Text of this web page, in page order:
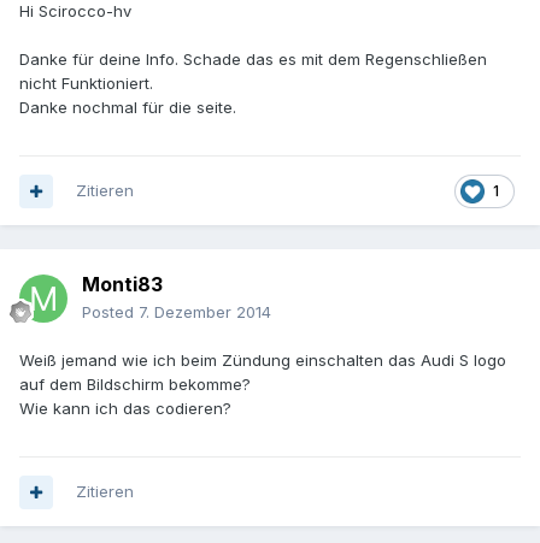
Hi Scirocco-hv
Danke für deine Info. Schade das es mit dem Regenschließen
nicht Funktioniert.
Danke nochmal für die seite.
1
Zitieren
Monti83
Posted 7. Dezember 2014
Weiß jemand wie ich beim Zündung einschalten das Audi S logo
auf dem Bildschirm bekomme?
Wie kann ich das codieren?
Zitieren